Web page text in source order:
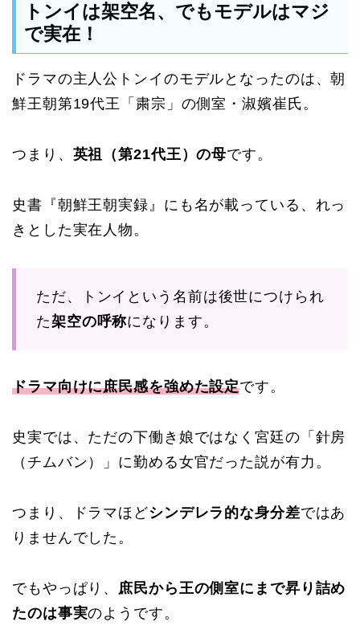
トンイは架空名、でもモデルはマジ
で実在！
ドラマの主人公トンイのモデルとなったのは、朝
鮮王朝第19代王「粛宗」の側室・淑嬪崔氏。
つまり、 英祖（第21代王）の母です。
史書『朝鮮王朝実録』にも名が載っている、れっ
きとした実在人物。
ただ、トンイという名前は後世につけられ
た架空の呼称になります。
ドラマ向けに庶民感を強めた設定です。
史実では、ただの下働き娘ではなく宮廷の「針房
（チムバン）」に勤める女官だった説が有力。
つまり、ドラマほどシンデレラ的な身分差ではあ
りませんでした。
でもやっぱり、 庶民から王の側室にまで昇り詰め
たのは事実のようです。